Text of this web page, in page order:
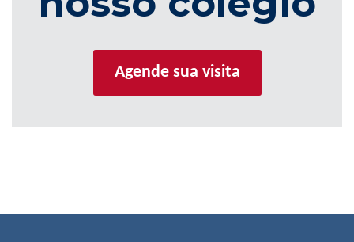
Agende sua visita